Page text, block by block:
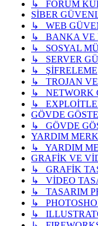
↳ FORUM
SİBER
↳ WEB
↳ BANKA VE
↳ SOSYAL
↳ SERVER
↳ ŞİFRELEME
↳ TROJAN VE
↳ NETWORK
↳
GÖVDE
↳ GÖVDE
YARDIM
↳ YARDIM
GRAFİK VE
↳ GRAFİK
↳ VİDEO
↳ TASARIM
↳
↳